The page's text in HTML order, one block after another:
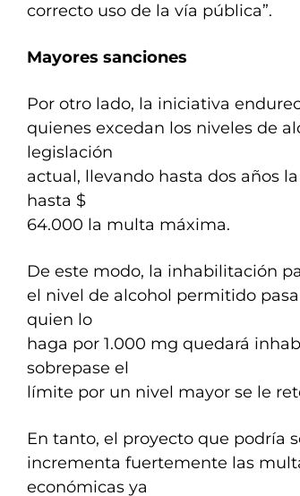
correcto uso de la vía pública”.
Mayores sanciones
Por otro lado, la iniciativa
quienes excedan los niveles de
legislación
actual, llevando hasta dos años
hasta $
64.000 la multa máxima.
De este modo, la inhabilitación
el nivel de alcohol permitido
quien lo
haga por 1.000 mg quedará
sobrepase el
límite por un nivel mayor se le
En tanto, el proyecto que podría
incrementa fuertemente las
económicas ya